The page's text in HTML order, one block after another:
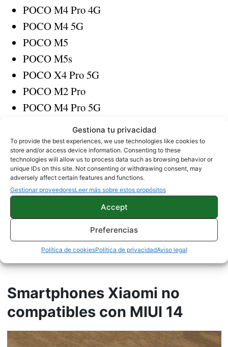
Gestiona tu privacidad
To provide the best experiences, we use technologies like cookies to
store and/or access device information. Consenting to these
technologies will allow us to process data such as browsing behavior or
unique IDs on this site. Not consenting or withdrawing consent, may
adversely affect certain features and functions.
Gestionar proveedoresLeer más sobre estos propósitos
Accept
Preferencias
Política de cookiesPolítica de privacidadAviso legal
POCO M4 Pro 4G
POCO M4 5G
POCO M5
POCO M5s
POCO X4 Pro 5G
POCO M2 Pro
POCO M4 Pro 5G
POCO M3 Pro 5G
POCO X3 NFC
POCO X3
POCO X3 Pro
POCO X3 GT
POCO F4
POCO F3
POCO F3 GT
Smartphones Xiaomi no
compatibles con MIUI 14